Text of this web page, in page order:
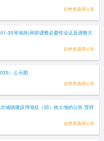
自然资源局公告
30等地块)局部调整必要性论证及调整方
自然资源局公告
）公示图
自然资源局公告
城镇建设用地征（回）收土地的公告 雷府
自然资源局公告